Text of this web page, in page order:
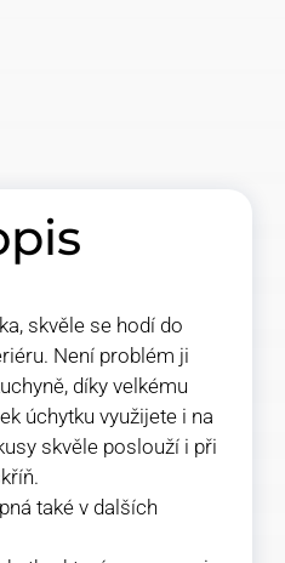
skvěle se hodí do
Není problém ji
díky velkému
úchytku využijete i na
skvěle poslouží i při
také v dalších